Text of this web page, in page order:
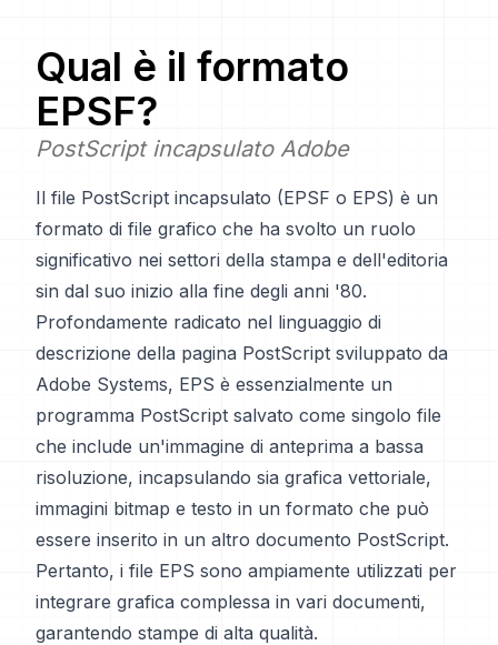
Qual è il formato
EPSF?
PostScript incapsulato Adobe
Il file PostScript incapsulato (EPSF o EPS) è un
formato di file grafico che ha svolto un ruolo
significativo nei settori della stampa e dell'editoria
sin dal suo inizio alla fine degli anni '80.
Profondamente radicato nel linguaggio di
descrizione della pagina PostScript sviluppato da
Adobe Systems, EPS è essenzialmente un
programma PostScript salvato come singolo file
che include un'immagine di anteprima a bassa
risoluzione, incapsulando sia grafica vettoriale,
immagini bitmap e testo in un formato che può
essere inserito in un altro documento PostScript.
Pertanto, i file EPS sono ampiamente utilizzati per
integrare grafica complessa in vari documenti,
garantendo stampe di alta qualità.